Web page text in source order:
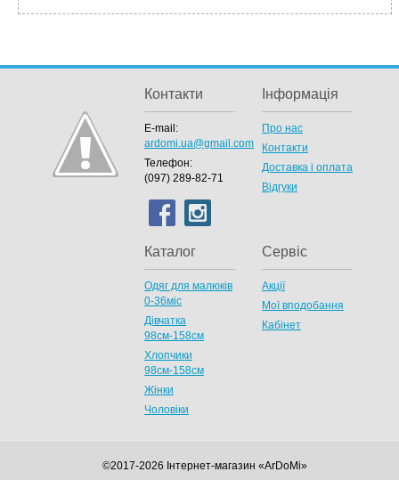
Контакти
E-mail:
ardomi.ua@gmail.com
Телефон:
(097) 289-82-71
Інформація
Про нас
Контакти
Доставка і оплата
Відгуки
Каталог
Одяг для малюків
0-36міс
Дівчатка
98cм-158см
Хлопчики
98см-158см
Жінки
Чоловіки
Сервіс
Акції
Мої вподобання
Кабінет
©2017-2026 Інтернет-магазин «ArDoMi»